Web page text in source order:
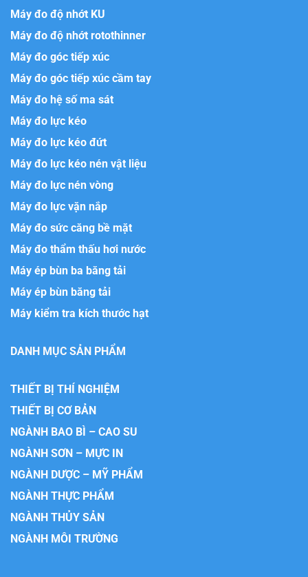
Máy đo độ nhớt KU
Máy đo độ nhớt rotothinner
Máy đo góc tiếp xúc
Máy đo góc tiếp xúc cầm tay
Máy đo hệ số ma sát
Máy đo lực kéo
Máy đo lực kéo đứt
Máy đo lực kéo nén vật liệu
Máy đo lực nén vòng
Máy đo lực vặn nắp
Máy đo sức căng bề mặt
Máy đo thẩm thấu hơi nước
Máy ép bùn ba băng tải
Máy ép bùn băng tải
Máy kiểm tra kích thước hạt
DANH MỤC SẢN PHẨM
THIẾT BỊ THÍ NGHIỆM
THIẾT BỊ CƠ BẢN
NGÀNH BAO BÌ – CAO SU
NGÀNH SƠN – MỰC IN
NGÀNH DƯỢC – MỸ PHẨM
NGÀNH THỰC PHẨM
NGÀNH THỦY SẢN
NGÀNH MÔI TRƯỜNG